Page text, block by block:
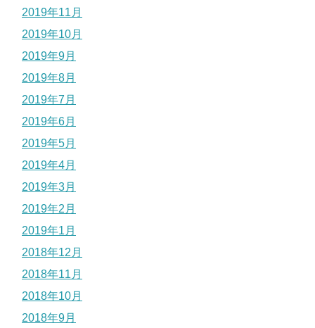
2019年11月
2019年10月
2019年9月
2019年8月
2019年7月
2019年6月
2019年5月
2019年4月
2019年3月
2019年2月
2019年1月
2018年12月
2018年11月
2018年10月
2018年9月